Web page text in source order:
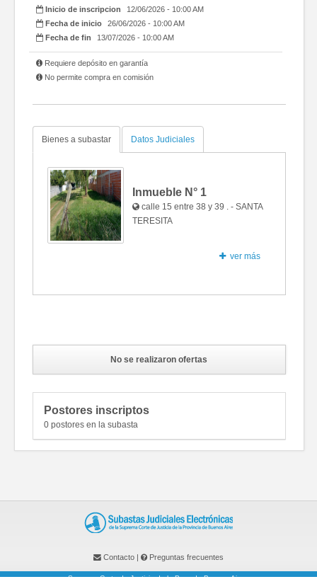
Inicio de inscripcion
12/06/2026 - 10:00 AM
Fecha de inicio
26/06/2026 - 10:00 AM
Fecha de fin
13/07/2026 - 10:00 AM
Requiere depósito en garantía
No permite compra en comisión
Bienes a subastar Datos Judiciales
Inmueble N° 1
calle 15 entre 38 y 39 . - SANTA
TERESITA
ver más
No se realizaron ofertas
Postores inscriptos
0 postores en la subasta
Contacto | Preguntas frecuentes
Suprema Corte de Justicia de la Prov. de Buenos Aires.